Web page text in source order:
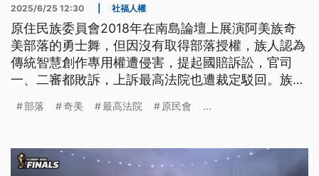
2025/6/25 12:30 社福人權
原住民族委員會2018年在南島論壇上展演阿美族奇
美部落的勇士舞，但因沒有取得部落授權，族人認為
傳統智慧創作專用權遭侵害，提起國賠訴訟，官司
一、二審都敗訴，上訴最高法院也遭裁定駁回。族人
部落 奇美 最高法院 原民會 ...